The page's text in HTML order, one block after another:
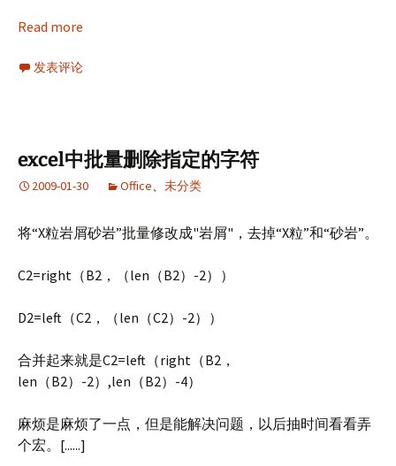
Read more
发表评论
excel中批量删除指定的字符
2009-01-30 Office、 未分类
将“X粒岩屑砂岩”批量修改成"岩屑"，去掉“X粒”和“砂岩”。
C2=right（B2，（len（B2）-2））
D2=left（C2，（len（C2）-2））
合并起来就是C2=left（right（B2，
len（B2）-2）,len（B2）-4）
麻烦是麻烦了一点，但是能解决问题，以后抽时间看看弄
个宏。[......]